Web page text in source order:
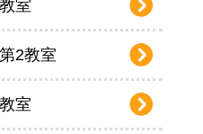
室
2教室
室